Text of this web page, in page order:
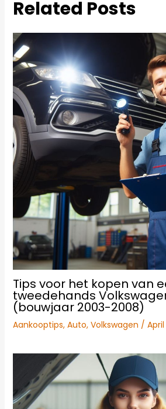
Related Posts
Tips voor het kopen van
tweedehands
(bouwjaar 2003-2008)
Aankooptips, Auto, Volkswagen /